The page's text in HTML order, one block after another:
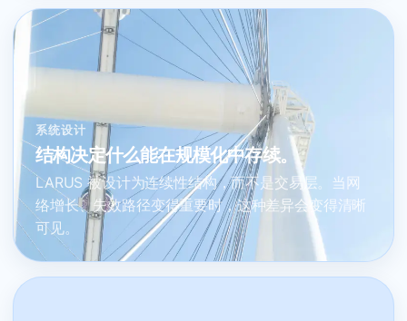
系统设计
结构决定什么能在规模化中存续。
LARUS 被设计为连续性结构，而不是交易层。当网
络增长、失效路径变得重要时，这种差异会变得清晰
可见。